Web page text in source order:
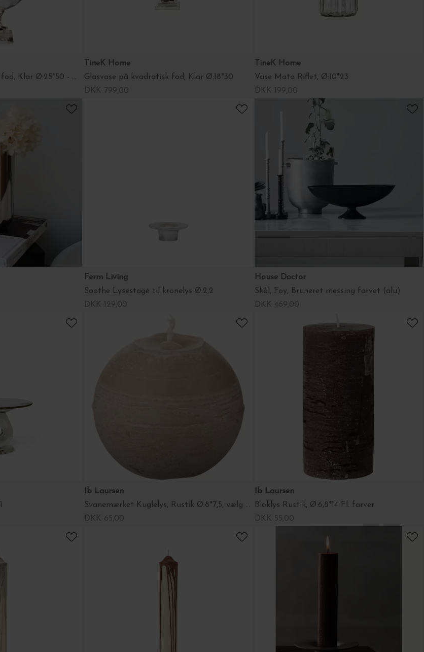
Glasvase på kvadratisk fod, Klar Ø:25*50 - Hent selv
TineK Home
Glasvase på kvadratisk fod, Klar Ø:18*30
TineK Home
Vase Mata Riflet, Ø:10*23
Ferm Living
Soothe Lysestage til kronelys Ø:2,2
House Doctor
Skål, Foy, Bruneret messing farvet (alu)
Ib Laursen
Svanemærket Kuglelys, Rustik Ø:8*7,5, vælg farve
Ib Laursen
Bloklys Rustik, Ø:6,8*14 Fl. farver